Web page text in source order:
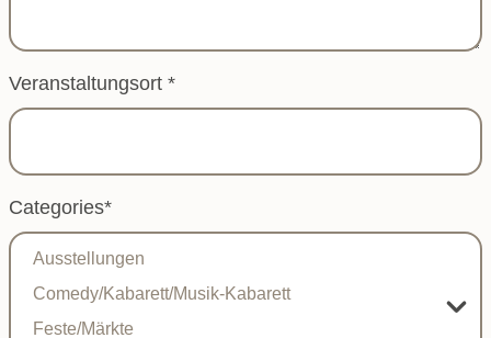
Veranstaltungsort *
Categories*